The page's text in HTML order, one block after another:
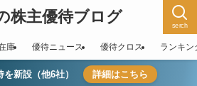
株主優待ブログ serch
庫 優待ニュース 優待クロス ランキン
新設（他6社） 詳細はこちら